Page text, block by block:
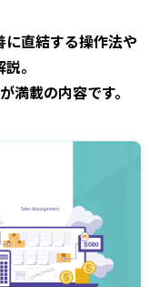
直結する操作法や
。
満載の内容です。